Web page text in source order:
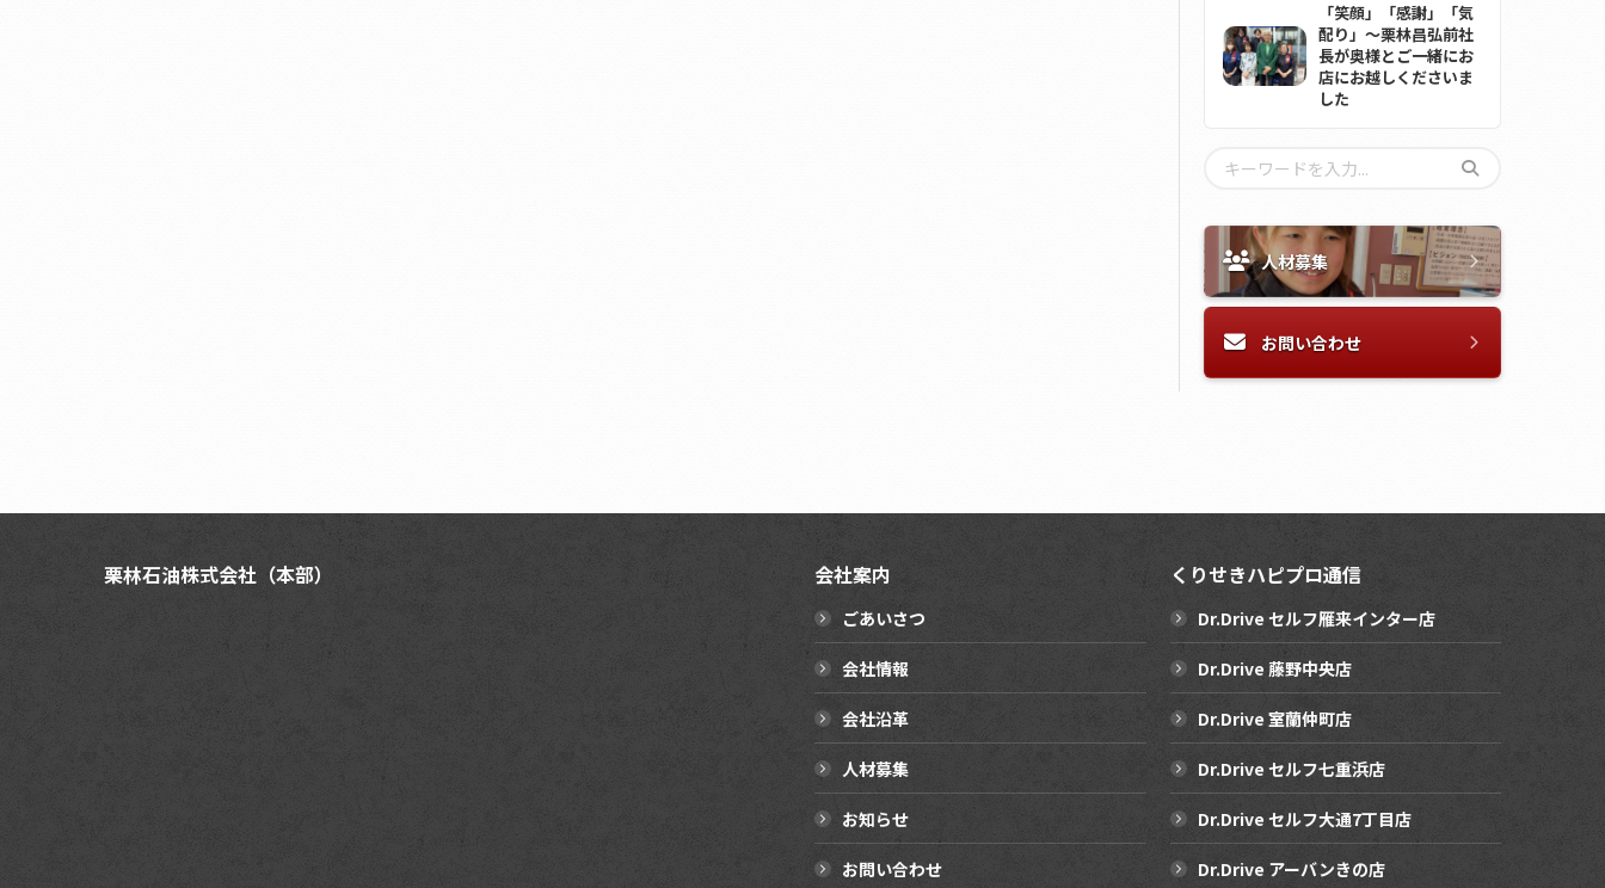
「笑顔」「感謝」「気
配り」～栗林昌弘前社
長が奥様とご一緒にお
店にお越しくださいま
した
人材募集
お問い合わせ
栗林石油株式会社（本部） 会社案内
ごあいさつ
会社情報
会社沿革
人材募集
お知らせ
お問い合わせ
くりせきハピプロ通信
Dr.Drive セルフ雁来インター店
Dr.Drive 藤野中央店
Dr.Drive 室蘭仲町店
Dr.Drive セルフ七重浜店
Dr.Drive セルフ大通7丁目店
Dr.Drive アーバンきの店